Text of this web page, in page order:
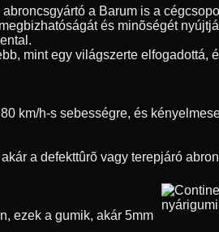
a Barum is a
és minõségét
mint egy világszerte elfogadottá,
km/h-s sebességre, és
a defekttûrõ vagy terepjáró
ezek a gumik, akár 5mm